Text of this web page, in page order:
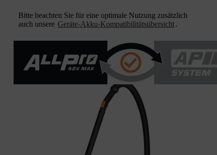
Bitte beachten Sie für eine optimale Nutzung zusätzlich
auch unsere Geräte-Akku-Kompatibilitätsübersicht.